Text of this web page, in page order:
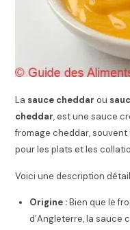
La sauce cheddar ou
cheddar, est une sauce
fromage cheddar,
pour les plats et les
Voici une description
Origine :Bien que le
d’Angleterre, la sauce